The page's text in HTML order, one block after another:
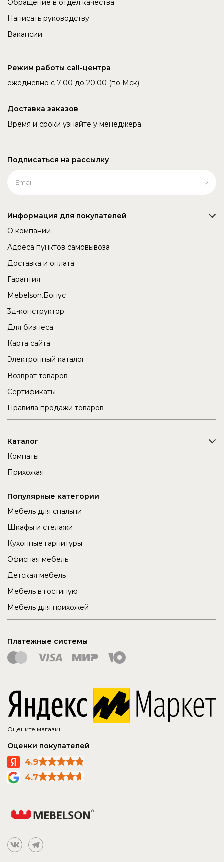
Обращение в отдел качества
Написать руководству
Вакансии
Режим работы call-центра
ежедневно с 7:00 до 20:00 (по Мск)
Доставка заказов
Время и сроки узнайте у менеджера
Подписаться на рассылку
Информация для покупателей
О компании
Адреса пунктов самовывоза
Доставка и оплата
Гарантия
Mebelson.Бонус
3д-конструктор
Для бизнеса
Карта сайта
Электронный каталог
Возврат товаров
Сертификаты
Правила продажи товаров
Каталог
Комнаты
Прихожая
Популярные категории
Мебель для спальни
Шкафы и стелажи
Кухонные гарнитуры
Офисная мебель
Детская мебель
Мебель в гостиную
Мебель для прихожей
Платежные системы
Оцените магазин
Оценки покупателей
4.9
4.7